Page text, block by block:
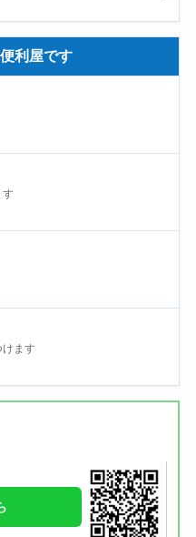
利屋です
ます